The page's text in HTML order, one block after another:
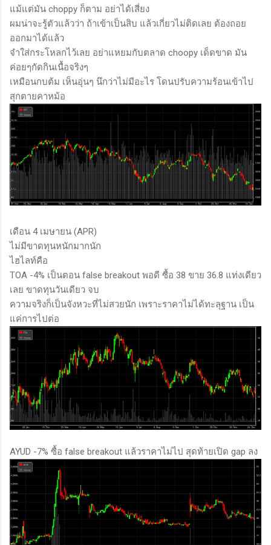
แม้แต่มัน choppy ก็ตาม อย่าได้เสี่ยง
ผมน่าจะรู้ตัวแล้วว่า ถ้าเข้าเป็นสิบ แล้วเกี่ยวไม่ติดเลย ต้องถอย
ออกมาได้แล้ว
จำใส่กระโหลกไว้เลย อย่าแหยมกับตลาด choopy เด็ดขาด มัน
ค่อยๆกัดกินเนื้อจริงๆ
เหมือนกบต้ม เห็นอุ่นๆ นึกว่าไม่มีอะไร โดนปรับความร้อนเข้าไป
สุกตายคาหม้อ
เดือน 4 เมษายน (APR)
ไม่มีขาดทุนหนักมากนัก
ไฮไลท์คือ
TOA -4% เป็นตอน false breakout พอดี ซื้อ 38 ขาย 36.8 แท่งเดียว
เลย ขาดทุนวันเดียว จบ
ความจริงก็เป็นจังหวะที่ไม่สวยนัก เพราะราคาไม่ได้ทะลุฐาน เป็น
แค่การไปต่อ
AYUD -7% ซื้อ false breakout แล้วราคาไม่ไป สุดท้ายเปิด gap ลง